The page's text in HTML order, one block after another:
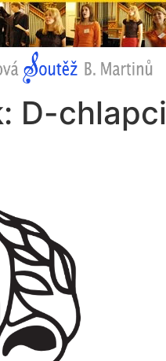
D-chlapci